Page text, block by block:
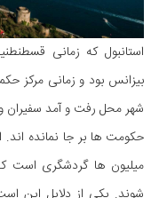
استانبول که زمانی
بیزانس بود و زمانی مرکز
شهر محل رفت و آمد سفیران و
حکومت ها بر جا نمانده اند.
میلیون ها گردشگری است که